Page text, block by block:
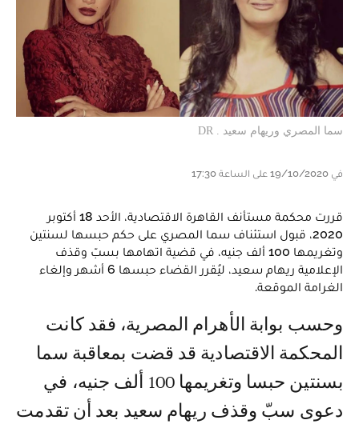
سما المصري وريهام سعيد . DR
في 19/10/2020 على الساعة 17:30
قررت محكمة مستأنف القاهرة الاقتصادية، الأحد 18 أكتوبر
2020، قبول استئناف سما المصري على حكم حبسها لسنتين
وتغريمها 100 ألف جنيه، في قضية اتهامها بسبّ وقذف
الإعلامية ريهام سعيد، ليُقرر القضاء حبسها 6 أشهر وإلغاء
الغرامة الموقعة.
وحسب بوابة الأهرام المصرية، فقد كانت
المحكمة الاقتصادية قد قضت بمعاقبة سما
بسنتين حبسا وتغريمها 100 ألف جنيه، في
دعوى سبّ وقذف ريهام سعيد بعد أن تقدمت